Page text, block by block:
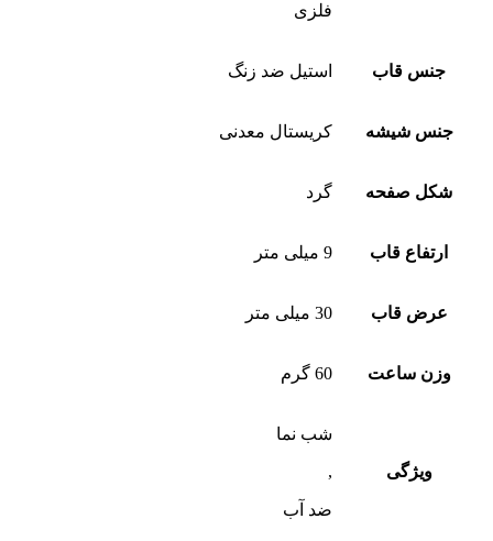
فلزی
جنس قاب استیل ضد زنگ
جنس شیشه کریستال معدنی
شکل صفحه گرد
ارتفاع قاب 9 میلی متر
عرض قاب 30 میلی متر
وزن ساعت 60 گرم
ویژگی
شب‌ نما
,
ضد آب